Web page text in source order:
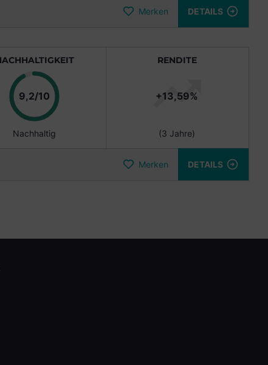
Merken DETAILS
9,2/10 Punkte
Nachhaltig
RENDITE
+13,59%
(3 Jahre)
Merken DETAILS